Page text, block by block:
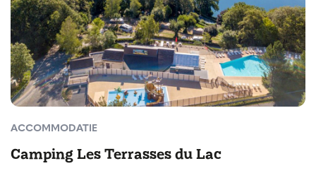
ACCOMMODATIE
Camping Les Terrasses du Lac